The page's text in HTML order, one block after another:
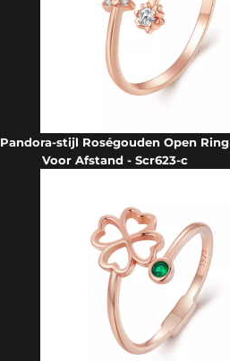
Pandora-stijl Roségouden Open Ring
Voor Afstand - Scr623-c